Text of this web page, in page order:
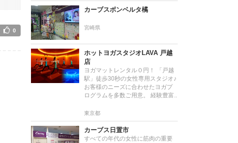
0
カーブスボンベルタ橘
宮崎県
ホットヨガスタジオLAVA 戸越
店
ヨガマットレンタル０円！ 「戸越
駅」徒歩30秒の女性専用スタジオ♪
お客様のニーズに合わせたヨガプ
ログラムを多数ご用意。 経験豊富..
東京都
カーブス日置市
すべての年代の女性に筋肉の重要